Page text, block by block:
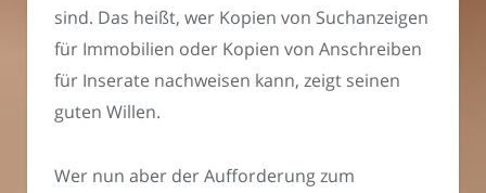
sind. Das heißt, wer Kopien von Suchanzeigen
für Immobilien oder Kopien von Anschreiben
für Inserate nachweisen kann, zeigt seinen
guten Willen.
Wer nun aber der Aufforderung zum